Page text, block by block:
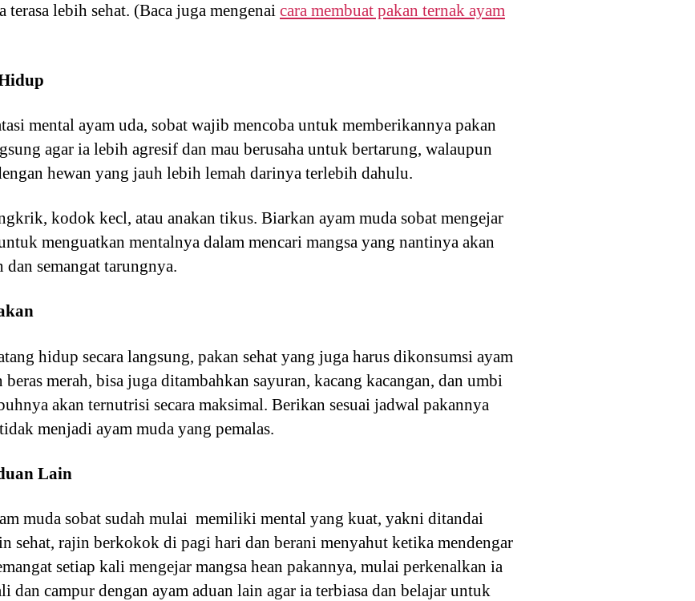
lebih sehat. (Baca juga mengenai cara membuat pakan ternak ayam
mental ayam uda, sobat wajib mencoba untuk memberikannya pakan
agar ia lebih agresif dan mau berusaha untuk bertarung, walaupun
hewan yang jauh lebih lemah darinya terlebih dahulu.
kodok kecl, atau anakan tikus. Biarkan ayam muda sobat mengejar
menguatkan mentalnya dalam mencari mangsa yang nantinya akan
dan semangat tarungnya.
hidup secara langsung, pakan sehat yang juga harus dikonsumsi ayam
merah, bisa juga ditambahkan sayuran, kacang kacangan, dan umbi
akan ternutrisi secara maksimal. Berikan sesuai jadwal pakannya
menjadi ayam muda yang pemalas.
Lain
muda sobat sudah mulai memiliki mental yang kuat, yakni ditandai
sehat, rajin berkokok di pagi hari dan berani menyahut ketika mendengar
setiap kali mengejar mangsa hean pakannya, mulai perkenalkan ia
dan campur dengan ayam aduan lain agar ia terbiasa dan belajar untuk